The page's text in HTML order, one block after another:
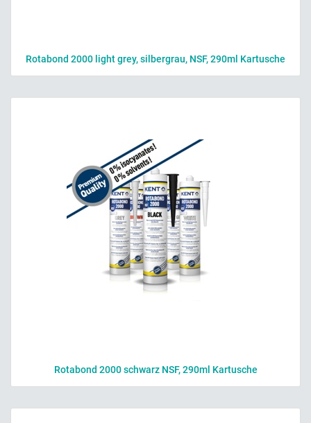
Rotabond 2000 light grey, silbergrau, NSF, 290ml Kartusche
Rotabond 2000 schwarz NSF, 290ml Kartusche